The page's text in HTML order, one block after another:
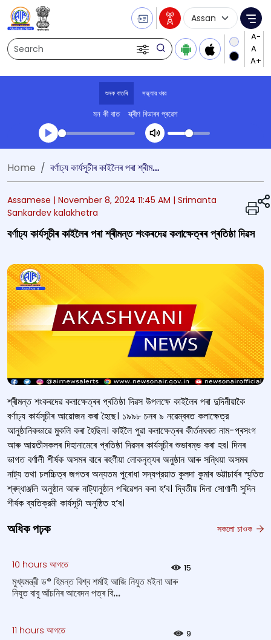
Search
Language
শুনক বাতৰি সন্ধ্যার খবর
মন কী বাত স্ক্ৰীণ ৰিডাৰৰ প্ৰৱেশ
Transcript summary
খেলা অডিঅ' সন্ধ্যার খবর
Home বৰ্ণাঢ্য কাৰ্যসূচীৰ কাইলৈৰ পৰা শ্ৰীমন্ত শংকৰদেৱ কলাক্ষেত্ৰৰ প্ৰতিষ্ঠা দিৱস
Assamese | November 8, 2024 11:45 AM | Srimanta
Sankardev kalakhetra
বৰ্ণাঢ্য কাৰ্যসূচীৰ কাইলৈৰ পৰা শ্ৰীমন্ত শংকৰদেৱ কলাক্ষেত্ৰৰ প্ৰতিষ্ঠা দিৱস
শ্ৰীমন্ত শংকৰদেৱ কলাক্ষেত্ৰৰ প্ৰতিষ্ঠা দিৱস উপলক্ষে কাইলৈৰ পৰা দুদিনীয়াকৈ
বৰ্ণাঢ্য কাৰ্যসূচীৰ আয়োজন কৰা হৈছে। ১৯৯৮ চনৰ ৯ নৱেম্বৰত কলাক্ষেত্র
আনুষ্ঠানিকভাৱে মুকলি কৰা হৈছিল। কাইলৈ পুৱা কলাক্ষেত্ৰৰ কীৰ্তনঘৰত নাম-প্ৰসংগ
আৰু আয়তীসকলৰ দিহানামেৰে প্ৰতিষ্ঠা দিৱসৰ কাৰ্যসূচীৰ শুভাৰম্ভ কৰা হব। দিনৰ
ভাগত বৰ্ণালী শীৰ্ষক অসমৰ বাৰে ৰহণীয়া লোকনৃত্যৰ অনুষ্ঠান আৰু সন্ধিয়া অসমৰ
নাট্য তথা চলচ্চিত্ৰ জগতৰ অন্যতম পুৰোধা সদ্যপ্রয়াত কুলদা কুমাৰ ভট্টাচাৰ্যৰ স্মৃতিত
শ্ৰদ্ধাঞ্জলি অনুষ্ঠান আৰু নাট্যানুষ্ঠান পৰিৱেশন কৰা হ‘ব। দ্বিতীয় দিনা সোণালী সুদিন
শীর্ষক ব্যতিক্রমী কার্যসূচী অনুষ্ঠিত হ‘ব।
অধিক পঢ়ক সকলো চাওক
10 hours আগতে 15
মুখ্যমন্ত্রী ড° হিমন্ত বিশ্ব শর্মাই আজি নিযুত ম‍ইনা আৰু
নিযুত বাবু আঁচনিৰ আবেদন পত্ৰ বি...
11 hours আগতে 9